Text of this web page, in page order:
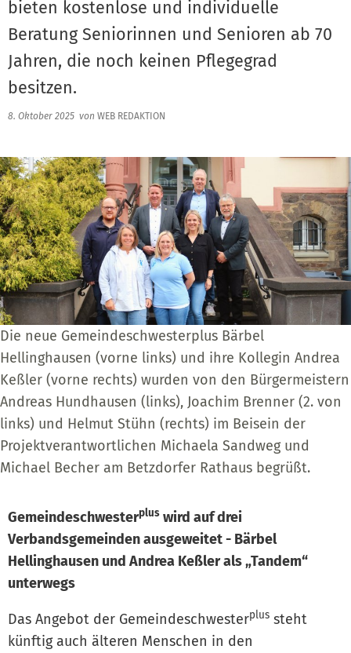
bieten kostenlose und individuelle
Beratung Seniorinnen und Senioren ab 70
Jahren, die noch keinen Pflegegrad
besitzen.
8. Oktober 2025 von WEB REDAKTION
Die neue Gemeindeschwesterplus Bärbel
Hellinghausen (vorne links) und ihre Kollegin Andrea
Keßler (vorne rechts) wurden von den Bürgermeistern
Andreas Hundhausen (links), Joachim Brenner (2. von
links) und Helmut Stühn (rechts) im Beisein der
Projektverantwortlichen Michaela Sandweg und
Michael Becher am Betzdorfer Rathaus begrüßt.
Gemeindeschwesterplus wird auf drei
Verbandsgemeinden ausgeweitet - Bärbel
Hellinghausen und Andrea Keßler als „Tandem“
unterwegs
Das Angebot der Gemeindeschwesterplus steht
künftig auch älteren Menschen in den